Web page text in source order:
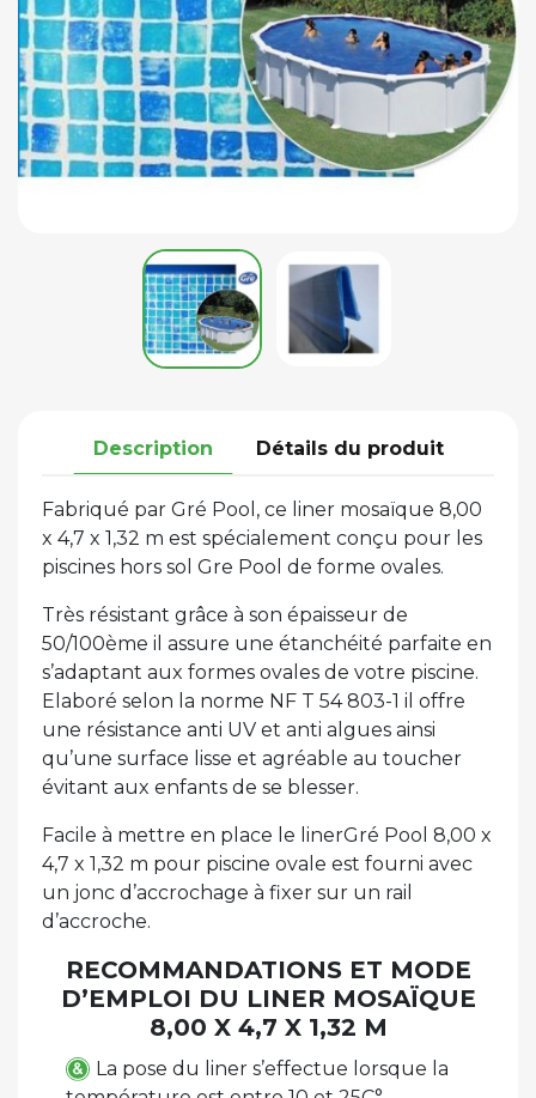
Description Détails du produit
Fabriqué par Gré Pool, ce liner mosaïque 8,00
x 4,7 x 1,32 m est spécialement conçu pour les
piscines hors sol Gre Pool de forme ovales.
Très résistant grâce à son épaisseur de
50/100ème il assure une étanchéité parfaite en
s’adaptant aux formes ovales de votre piscine.
Elaboré selon la norme NF T 54 803-1 il offre
une résistance anti UV et anti algues ainsi
qu’une surface lisse et agréable au toucher
évitant aux enfants de se blesser.
Facile à mettre en place le linerGré Pool 8,00 x
4,7 x 1,32 m pour piscine ovale est fourni avec
un jonc d’accrochage à fixer sur un rail
d’accroche.
RECOMMANDATIONS ET MODE
D’EMPLOI DU LINER MOSAÏQUE
8,00 X 4,7 X 1,32 M
La pose du liner s’effectue lorsque la